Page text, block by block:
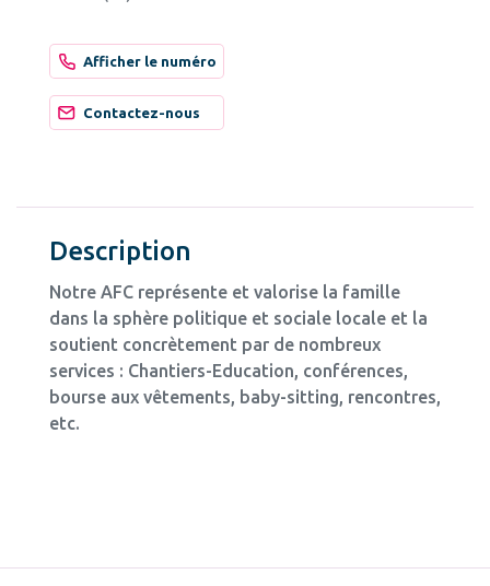
Afficher le numéro
Contactez-nous
Description
Notre AFC représente et valorise la famille
dans la sphère politique et sociale locale et la
soutient concrètement par de nombreux
services : Chantiers-Education, conférences,
bourse aux vêtements, baby-sitting, rencontres,
etc.